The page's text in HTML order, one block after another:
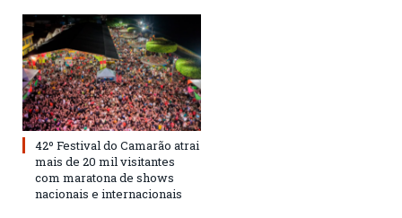
42º Festival do Camarão atrai
mais de 20 mil visitantes
com maratona de shows
nacionais e internacionais